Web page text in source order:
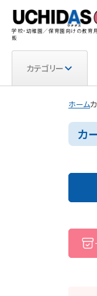
学校・幼稚園／保育園向けの教育
販
カテゴリー
ホーム
カ